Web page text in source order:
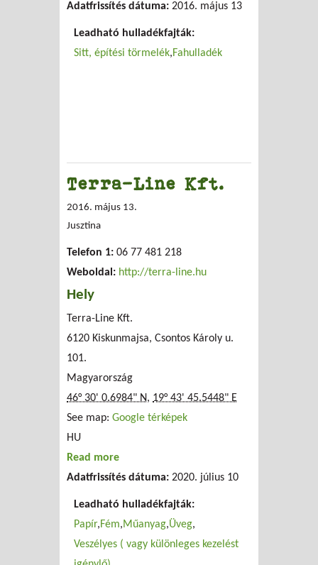
Adatfrissítés dátuma: 2016. május 13
Leadható hulladékfajták:
Sitt, építési törmelék Fahulladék
Terra-Line Kft.
2016. május 13.
Jusztina
Telefon 1: 06 77 481 218
Weboldal: http://terra-line.hu
Hely
Terra-Line Kft.
6120 Kiskunmajsa, Csontos Károly u.
101.
Magyarország
46° 30' 0.6984" N, 19° 43' 45.5448" E
See map: Google térképek
HU
Read more
Adatfrissítés dátuma: 2020. július 10
Leadható hulladékfajták:
Papír Fém Műanyag Üveg
Veszélyes ( vagy különleges kezelést